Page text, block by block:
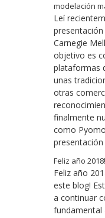
modelación
Leí
Carnegie
objetivo es
plataformas
unas
otras
finalmente
como
Feliz año 2018!
Feliz año
este blog!
a continuar
fundamental